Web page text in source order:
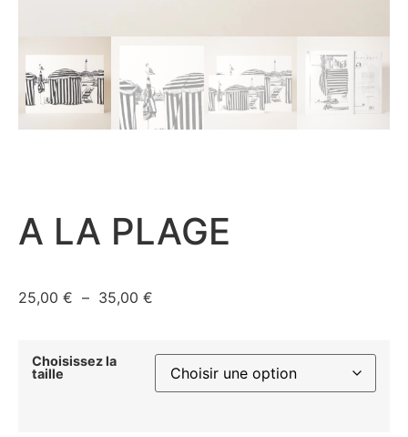
A LA PLAGE
25,00 € – 35,00 €
Choisissez la
taille